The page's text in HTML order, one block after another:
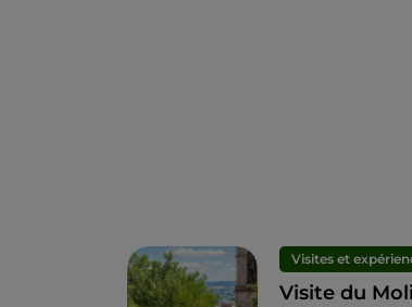
Visites et
Visite du